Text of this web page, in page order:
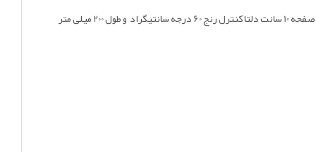
اقدام نموده و همچنین برای استعلام ترمومتر صفحه 10 سانت دلتا کنترل رنج 60 درجه سانتیگراد و طول 200 میلی متر